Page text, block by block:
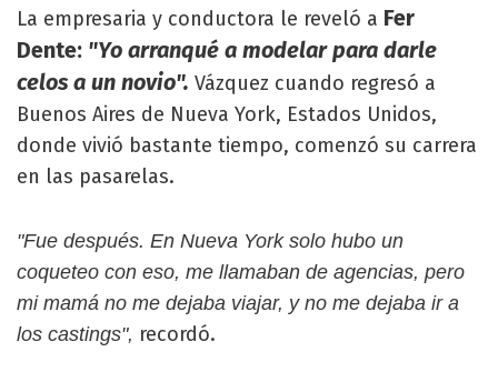
La empresaria y conductora le reveló a Fer
Dente: "Yo arranqué a modelar para darle
celos a un novio". Vázquez cuando regresó a
Buenos Aires de Nueva York, Estados Unidos,
donde vivió bastante tiempo, comenzó su carrera
en las pasarelas.
"Fue después. En Nueva York solo hubo un
coqueteo con eso, me llamaban de agencias, pero
mi mamá no me dejaba viajar, y no me dejaba ir a
los castings", recordó.